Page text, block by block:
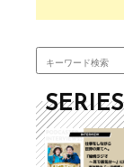
SERIES